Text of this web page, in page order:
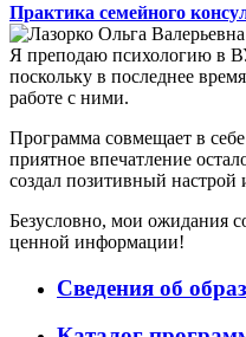
Практика семейного
Я преподаю психологию в
поскольку в последнее
работе с ними.
Программа совмещает в
приятное впечатление
создал позитивный
Безусловно, мои ожидания
ценной информации!
Сведения об